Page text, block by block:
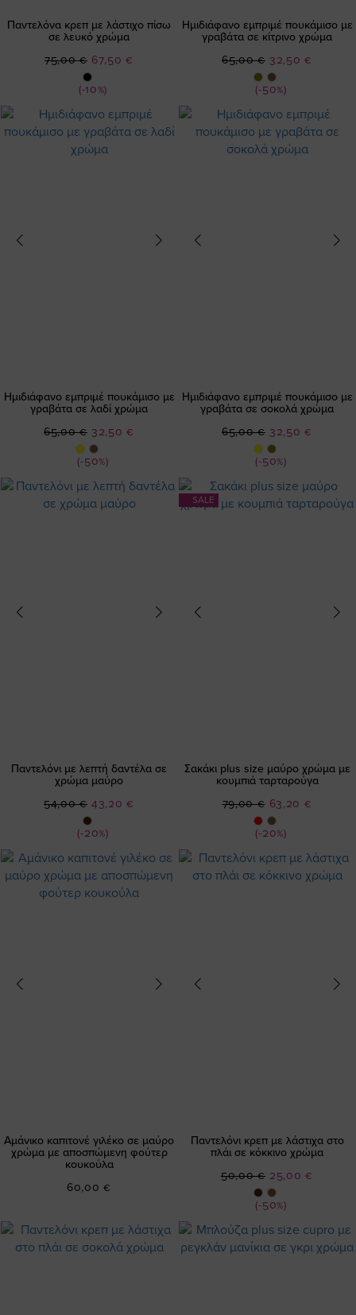
Παντελόνα κρεπ με λάστιχο πίσω
σε λευκό χρώμα
(-10%)
Ειδική
Τιμή
67,50 €
75,00 €
Ημιδιάφανο εμπριμέ πουκάμισο με
γραβάτα σε κίτρινο χρώμα
(-50%)
Ειδική
Τιμή
32,50 €
65,00 €
Ημιδιάφανο εμπριμέ πουκάμισο με
γραβάτα σε λαδί χρώμα
(-50%)
Ειδική
Τιμή
32,50 €
65,00 €
Ημιδιάφανο εμπριμέ πουκάμισο με
γραβάτα σε σοκολά χρώμα
(-50%)
Ειδική
Τιμή
32,50 €
65,00 €
Παντελόνι με λεπτή δαντέλα σε
χρώμα μαύρο
(-20%)
Ειδική
Τιμή
43,20 €
54,00 €
SALE
Σακάκι plus size μαύρο χρώμα με
κουμπιά ταρταρούγα
(-20%)
Ειδική
Τιμή
63,20 €
79,00 €
Αμάνικο καπιτονέ γιλέκο σε μαύρο
χρώμα με αποσπώμενη φούτερ
κουκούλα
60,00 €
Παντελόνι κρεπ με λάστιχα στο
πλάι σε κόκκινο χρώμα
(-50%)
Ειδική
Τιμή
25,00 €
50,00 €